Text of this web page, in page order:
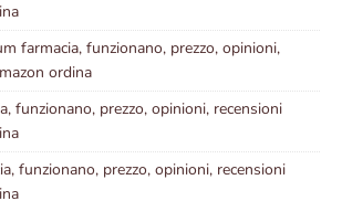
farmacia, funzionano, prezzo, opinioni,
ordina
funzionano, prezzo, opinioni, recensioni
funzionano, prezzo, opinioni, recensioni